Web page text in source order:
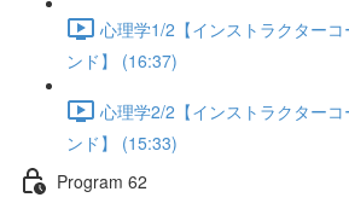
心理学1/2【インストラクター
ンド】 (16:37)
心理学2/2【インストラクター
ンド】 (15:33)
Program 62